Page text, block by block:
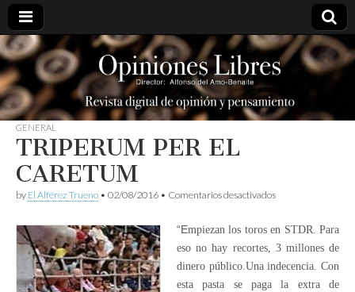
opinioneslibres
GENERAL
TRIPERUM PER EL
CARETUM
by El Alférez Trueno • 02/08/2016 • Comentarios desactivadosen
EL
CARETUM
“Empiezan los toros en STDR. Para
eso no hay recortes, 3 millones de
dinero público.Una indecencia. Con
esta pasta se paga la extra de